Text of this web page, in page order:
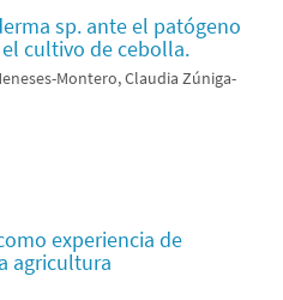
sp. ante el patógeno
cultivo de cebolla.
Montero, Claudia Zúniga-
experiencia de
agricultura